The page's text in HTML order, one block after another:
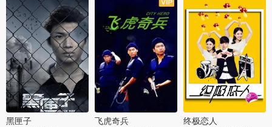
黑匣子 飞虎奇兵 终极恋人